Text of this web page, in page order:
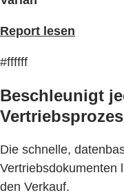
Report lesen
#ffffff
Beschleunigt
Die schnelle,
Vertriebsdokumenten
den Verkauf.